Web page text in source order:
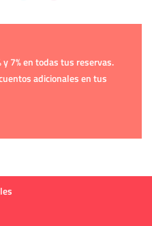
7% en todas tus reservas.
adicionales en tus